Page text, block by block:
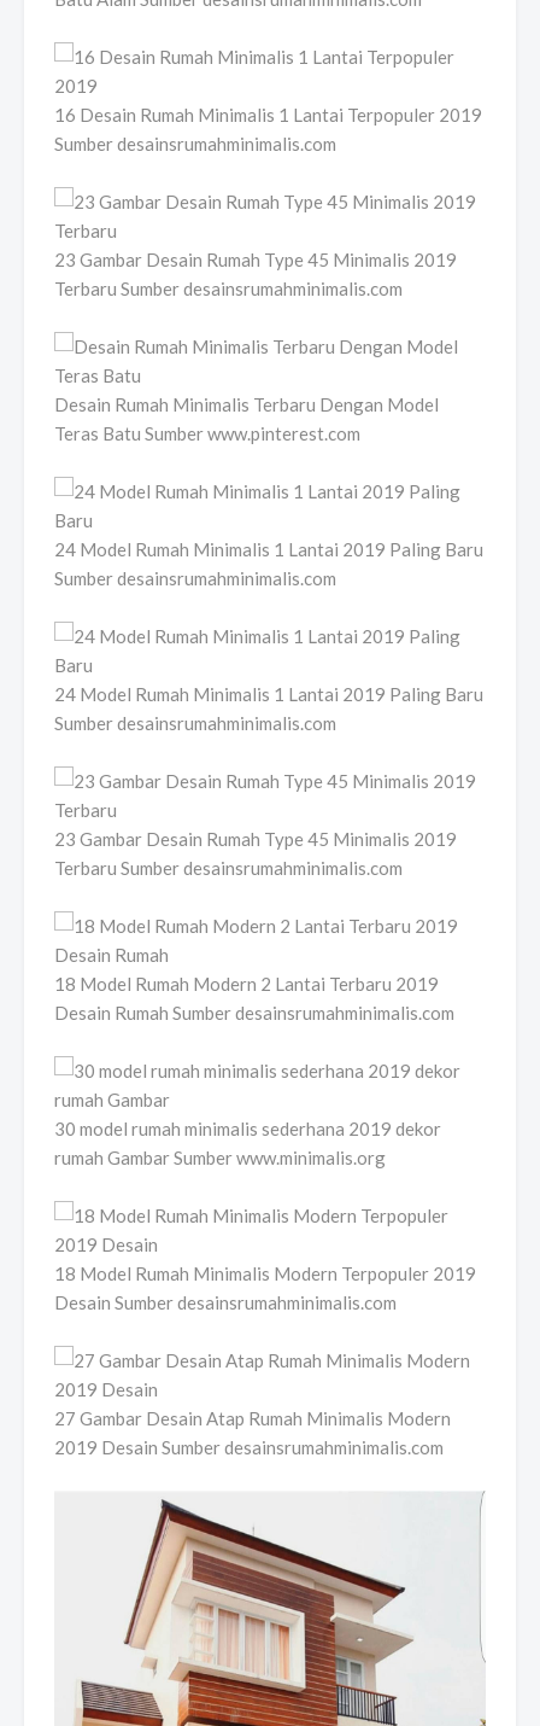
16 Desain Rumah Minimalis 1 Lantai Terpopuler 2019
Sumber desainsrumahminimalis.com
23 Gambar Desain Rumah Type 45 Minimalis 2019
Terbaru Sumber desainsrumahminimalis.com
Desain Rumah Minimalis Terbaru Dengan Model
Teras Batu Sumber www.pinterest.com
24 Model Rumah Minimalis 1 Lantai 2019 Paling Baru
Sumber desainsrumahminimalis.com
24 Model Rumah Minimalis 1 Lantai 2019 Paling Baru
Sumber desainsrumahminimalis.com
23 Gambar Desain Rumah Type 45 Minimalis 2019
Terbaru Sumber desainsrumahminimalis.com
18 Model Rumah Modern 2 Lantai Terbaru 2019
Desain Rumah Sumber desainsrumahminimalis.com
30 model rumah minimalis sederhana 2019 dekor
rumah Gambar Sumber www.minimalis.org
18 Model Rumah Minimalis Modern Terpopuler 2019
Desain Sumber desainsrumahminimalis.com
27 Gambar Desain Atap Rumah Minimalis Modern
2019 Desain Sumber desainsrumahminimalis.com